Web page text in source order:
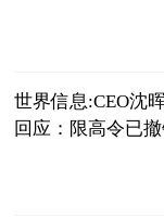
世界信息:CEO沈晖成“
回应：限高令已